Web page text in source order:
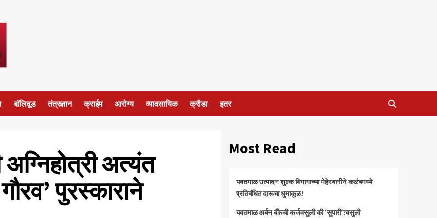
बॉलिवूड तंत्रज्ञान क्राईम आरोग्य व्यावसायिक क्रीडा इतर
अत्यंत
पुरस्काराने
Most Read
यवतमाळ उत्पादन शुल्क विभागाच्या मेहेरबानीने कळंबमध्ये
प्रतिबंधित दारूचा धुमाकूळ!
​यवतमाळ अर्बन बँकेची कर्जवसुली की ‘सुपारी’?वसुली